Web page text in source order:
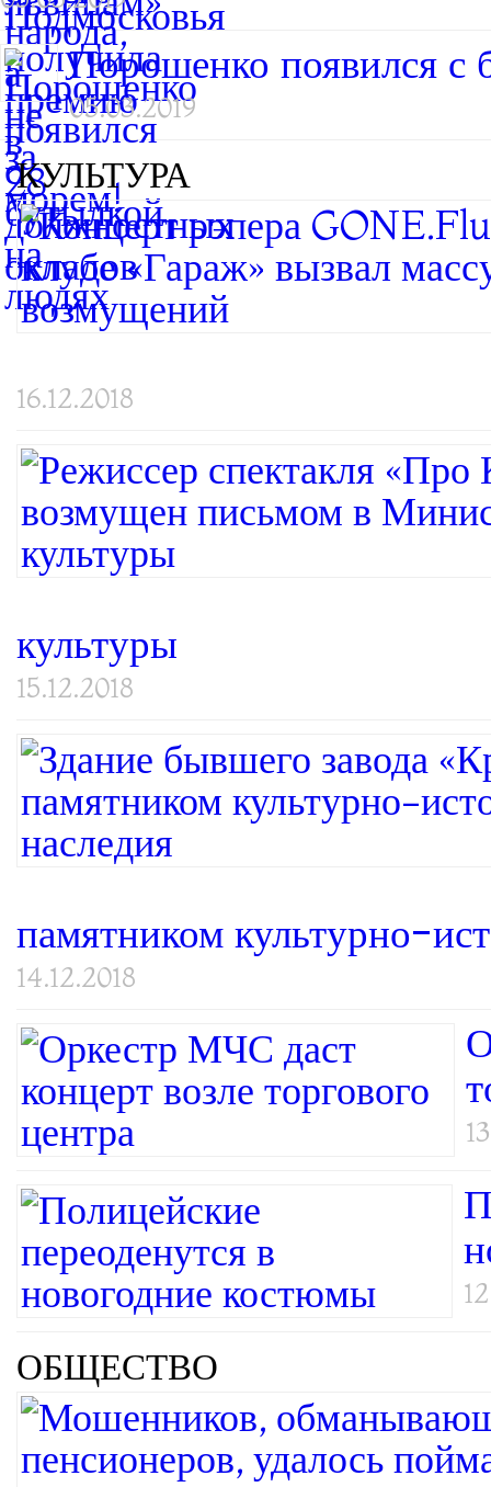
Порошенко появился с
05.03.2019
КУЛЬТУРА
16.12.2018
культуры
15.12.2018
памятником культурно-
14.12.2018
ОБЩЕСТВО